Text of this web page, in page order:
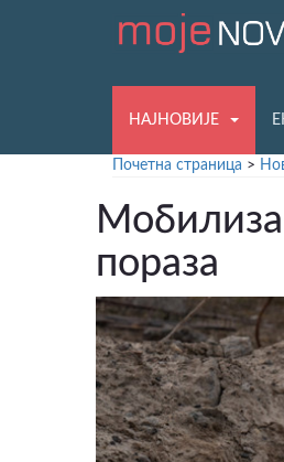
НАЈНОВИЈЕ
Почетна страница >
пораза